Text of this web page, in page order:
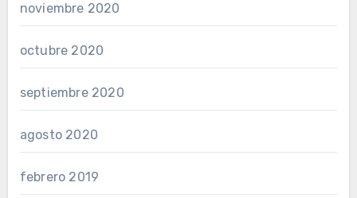
noviembre 2020
octubre 2020
septiembre 2020
agosto 2020
febrero 2019